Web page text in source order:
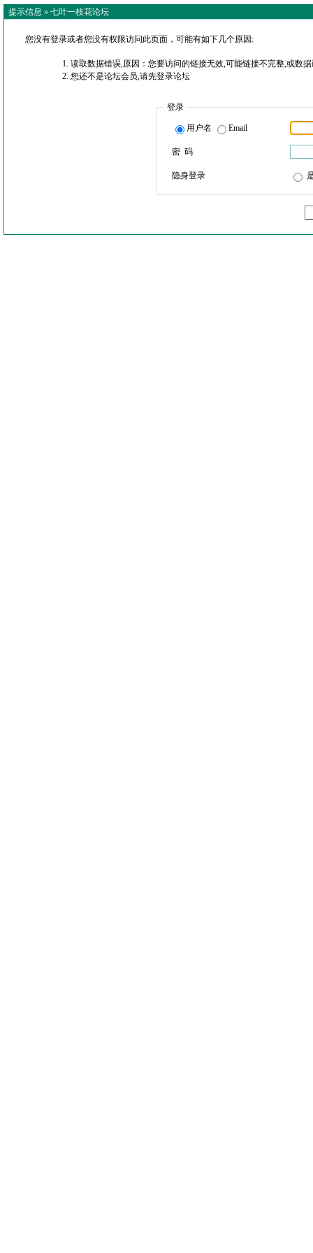
提示信息 » 七叶一枝花论坛
您没有登录或者您没有权限访问此页面，可能有如下几个原因:
读取数据错误,原因：您要访问的链接无效,可能链接不完整,或数
您还不是论坛会员,请先登录论坛
登录
用户名 Email
密 码
隐身登录